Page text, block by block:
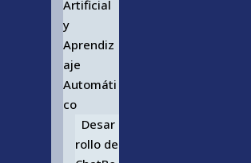
Artificial
y
Aprendiz
aje
Automáti
co
Desar
rollo de